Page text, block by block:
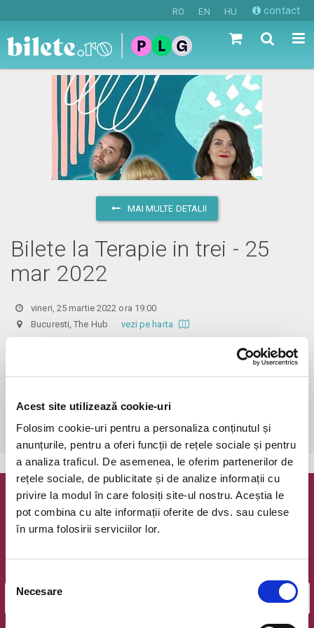
Acest site utilizează cookie-uri
Folosim cookie-uri pentru a personaliza conținutul și
anunțurile, pentru a oferi funcții de rețele sociale și pentru
a analiza traficul. De asemenea, le oferim partenerilor de
rețele sociale, de publicitate și de analize informații cu
privire la modul în care folosiți site-ul nostru. Aceștia le
pot combina cu alte informații oferite de dvs. sau culese
în urma folosirii serviciilor lor.
consimțământului
Necesare
RO EN HU contact
MAI MULTE DETALII
Bilete la Terapie in trei - 25
mar 2022
vineri, 25 martie 2022 ora 19:00
Bucuresti, The Hub vezi pe harta
În funcție de ora de începere, accesul în sală se poate face cu o
oră / cu 40 minute mai devreme, fiind permis cu până la 10 minute
Informații suplimentare, la nr. de telefon 0773 825 249.
Newsletter @ Bilete.ro